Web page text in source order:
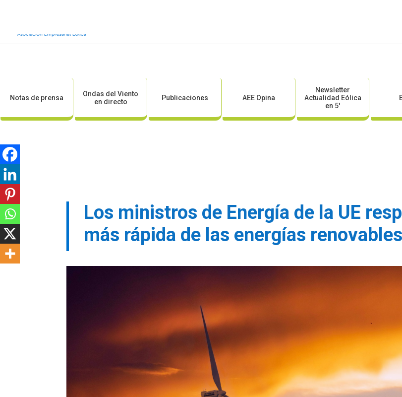
Notas de prensa
Ondas del Viento
en directo
Publicaciones AEE Opina
Newsletter
Actualidad Eólica
en 5′
Los ministros de Energía de la UE
más rápida de las energías renovables